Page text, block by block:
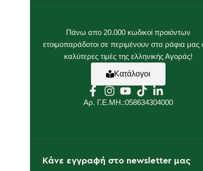
Πάνω απο 20.000 κωδικοί προιόντων
ετοιμοπαράδοτοι σε περιμένουν στα ράφια μας
καλύτερες τιμές της ελληνικής Αγοράς!
Κατάλογοι
Αρ. Γ.Ε.ΜΗ.:058634304000
Κάνε εγγραφή στο newsletter μας